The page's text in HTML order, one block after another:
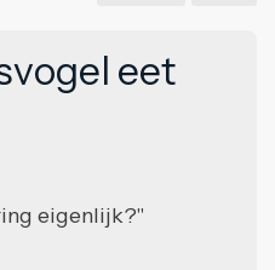
eet
eigenlijk?"